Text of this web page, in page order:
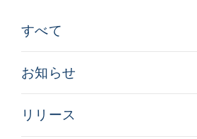
証言 広島
すべて
お知らせ
リリース